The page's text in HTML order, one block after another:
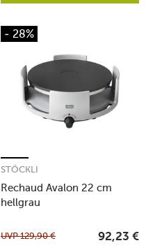
- 28%
Rechaud Avalon 22 cm
hellgrau
STÖCKLI
UVP129,90 € 92,23 €